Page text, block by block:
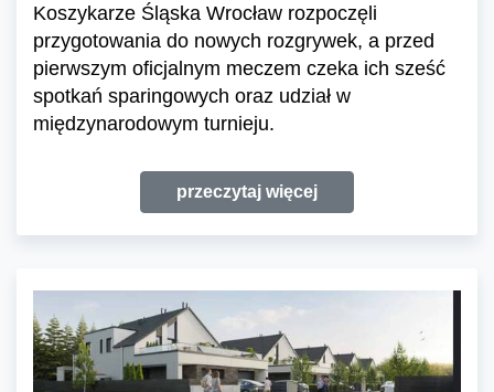
Koszykarze Śląska Wrocław rozpoczęli
przygotowania do nowych rozgrywek, a przed
pierwszym oficjalnym meczem czeka ich sześć
spotkań sparingowych oraz udział w
międzynarodowym turnieju.
przeczytaj więcej